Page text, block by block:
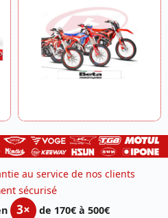
au service de nos clients
sécurisé
3×
de 170€ à 500€